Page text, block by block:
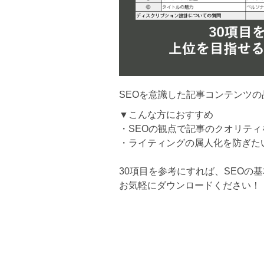
SEOを意識した記事コンテンツ
▼こんな方におすすめ
・SEOの観点で記事のクオリテ
・ライティングの属人化を防ぎた
30項目を参考にすれば、SEOの
お気軽にダウンロードください！